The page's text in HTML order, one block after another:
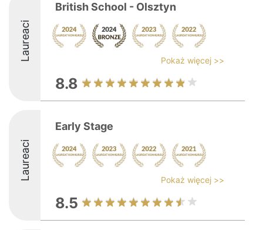
Laureaci
British School - Olsztyn
Pokaż więcej >>
8.8
Laureaci
Early Stage
Pokaż więcej >>
8.5